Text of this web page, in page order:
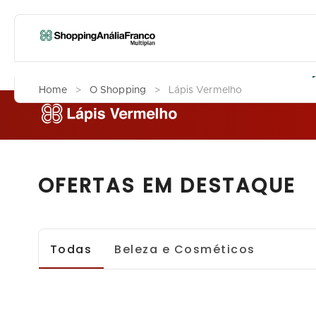
Home > O Shopping > Lápis Vermelho
OFERTAS EM DESTAQUE
Todas Beleza e Cosméticos